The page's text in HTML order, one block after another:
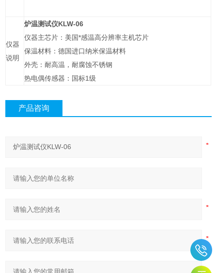
仪器
说明
炉温测试仪KLW-06
仪器主芯片：美国*感温高分辨率主机芯片
保温材料：德国进口纳米保温材料
外壳：耐高温，耐腐蚀不锈钢
热电偶传感器：国标1级
产品咨询